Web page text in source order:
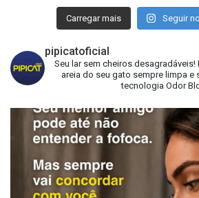
Carregar mais Seguir
pipicatoficial
Seu lar sem cheiros desagradáveis!
areia do seu gato sempre limpa e
tecnologia Odor